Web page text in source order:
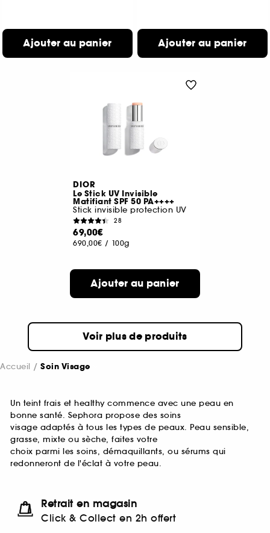
Ajouter au panier Ajouter au panier
DIOR
Le Stick UV Invisible
Matifiant SPF 50 PA++++
Stick invisible protection UV
28
69,00€
690,00€ / 100g
Ajouter au panier
Voir plus de produits
Accueil Soin Visage
Un teint frais et healthy commence avec une peau en
bonne santé. Sephora propose des soins
visage adaptés à tous les types de peaux. Peau sensible,
grasse, mixte ou sèche, faites votre
choix parmi les soins, démaquillants, ou sérums qui
redonneront de l'éclat à votre peau.
Retrait en magasin
Click & Collect en 2h offert